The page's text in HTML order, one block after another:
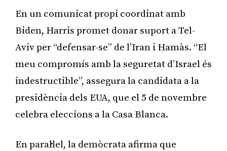
En un comunicat propi coordinat amb
Biden, Harris promet donar suport a Tel-
Aviv per “defensar-se” de l’Iran i Hamàs. “El
meu compromís amb la seguretat d’Israel és
indestructible”, assegura la candidata a la
presidència dels EUA, que el 5 de novembre
celebra eleccions a la Casa Blanca.
En paral·lel, la demòcrata afirma que